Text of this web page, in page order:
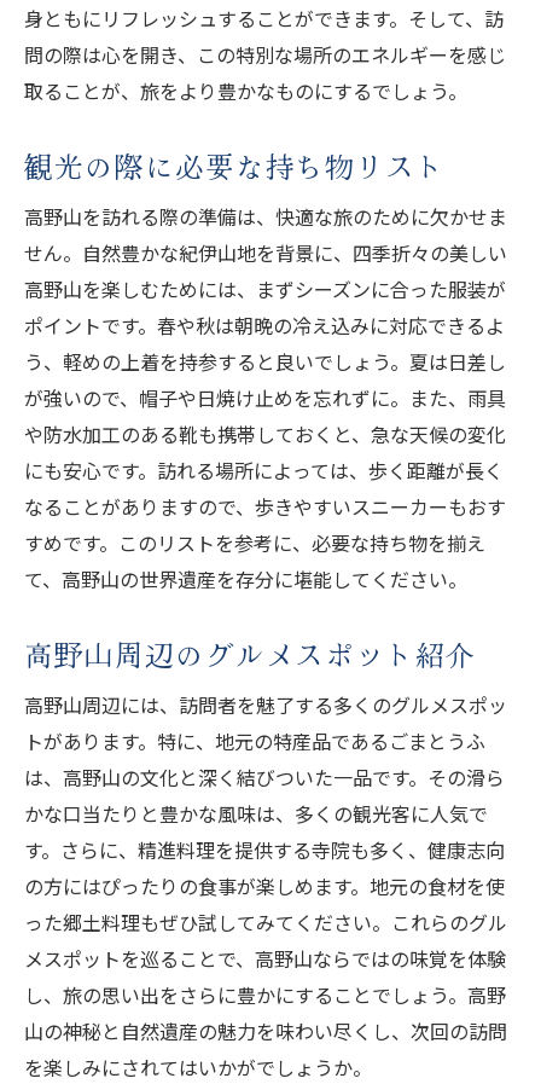
身ともにリフレッシュすることができます。そして、訪
問の際は心を開き、この特別な場所のエネルギーを感じ
取ることが、旅をより豊かなものにするでしょう。
観光の際に必要な持ち物リスト
高野山を訪れる際の準備は、快適な旅のために欠かせま
せん。自然豊かな紀伊山地を背景に、四季折々の美しい
高野山を楽しむためには、まずシーズンに合った服装が
ポイントです。春や秋は朝晩の冷え込みに対応できるよ
う、軽めの上着を持参すると良いでしょう。夏は日差し
が強いので、帽子や日焼け止めを忘れずに。また、雨具
や防水加工のある靴も携帯しておくと、急な天候の変化
にも安心です。訪れる場所によっては、歩く距離が長く
なることがありますので、歩きやすいスニーカーもおす
すめです。このリストを参考に、必要な持ち物を揃え
て、高野山の世界遺産を存分に堪能してください。
高野山周辺のグルメスポット紹介
高野山周辺には、訪問者を魅了する多くのグルメスポッ
トがあります。特に、地元の特産品であるごまとうふ
は、高野山の文化と深く結びついた一品です。その滑ら
かな口当たりと豊かな風味は、多くの観光客に人気で
す。さらに、精進料理を提供する寺院も多く、健康志向
の方にはぴったりの食事が楽しめます。地元の食材を使
った郷土料理もぜひ試してみてください。これらのグル
メスポットを巡ることで、高野山ならではの味覚を体験
し、旅の思い出をさらに豊かにすることでしょう。高野
山の神秘と自然遺産の魅力を味わい尽くし、次回の訪問
を楽しみにされてはいかがでしょうか。